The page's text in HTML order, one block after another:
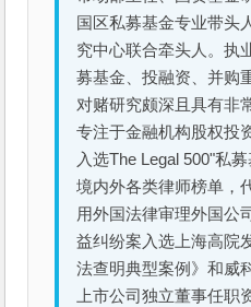
国区私募基金专业带头
究中心联合牵头人。执
募基金、投融资、并购
对赌研究颇深且具有非
专注于金融机构股权投
入选The Legal 500"私
境内外各类律师榜单，
用外国法律审理外国公
益纠纷案入选上海高院
法查明典型案例》和威
上市公司独立董事任职